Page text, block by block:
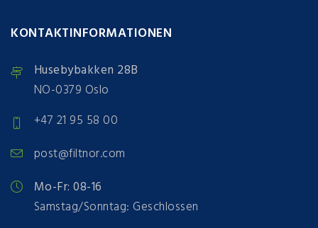
KONTAKTINFORMATIONEN
Husebybakken 28B
NO-0379 Oslo
+47 21 95 58 00
post@filtnor.com
Mo-Fr: 08-16
Samstag/Sonntag: Geschlossen